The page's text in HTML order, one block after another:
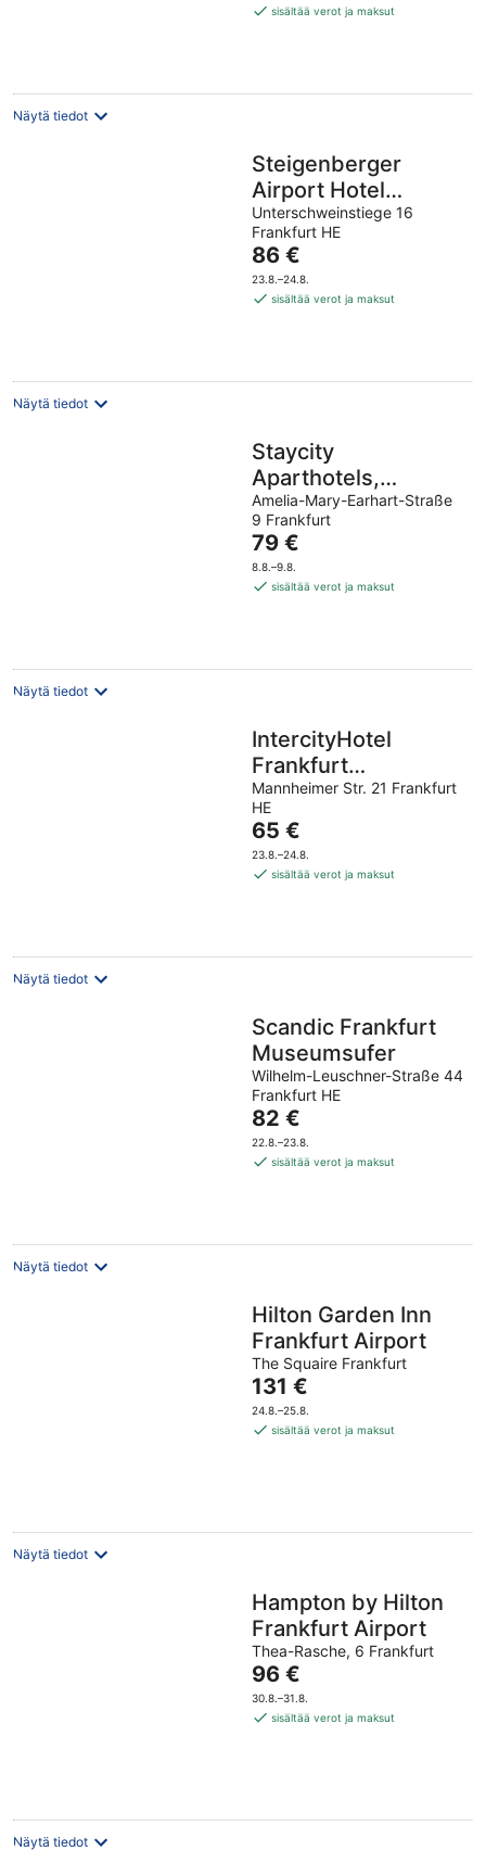
68 €sisältää verot ja maksut
Näytä tiedot
Steigenberger
Airport Hotel
Frankfurt
Unterschweinstiege 16
Frankfurt HE
Hinta
on
86 €
86 €
23.8.–24.8.
sisältää verot ja maksut
Näytä tiedot
Staycity
Aparthotels,
Frankfurt Airport
Amelia-Mary-Earhart-Straße
9 Frankfurt
Hinta
on
79 €
79 €
8.8.–9.8.
sisältää verot ja maksut
Näytä tiedot
IntercityHotel
Frankfurt
Hauptbahnhof Süd
Mannheimer Str. 21 Frankfurt
HE
Hinta
on
65 €
65 €
23.8.–24.8.
sisältää verot ja maksut
Näytä tiedot
Scandic Frankfurt
Museumsufer
Wilhelm-Leuschner-Straße 44
Frankfurt HE
Hinta
on
82 €
82 €
22.8.–23.8.
sisältää verot ja maksut
Näytä tiedot
Hilton Garden Inn
Frankfurt Airport
The Squaire Frankfurt
Hinta
on
131 €
131 €
24.8.–25.8.
sisältää verot ja maksut
Näytä tiedot
Hampton by Hilton
Frankfurt Airport
Thea-Rasche, 6 Frankfurt
Hinta
on
96 €
96 €
30.8.–31.8.
sisältää verot ja maksut
Näytä tiedot